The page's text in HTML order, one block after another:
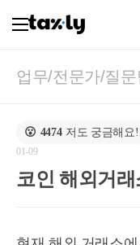
😮 4474 저도 궁금해요!
01-09
코인 해외거